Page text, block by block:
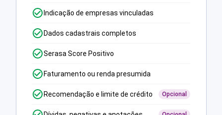
Indicação de empresas vinculadas
Dados cadastrais completos
Serasa Score Positivo
Faturamento ou renda presumida
Recomendação e limite de crédito Opcional